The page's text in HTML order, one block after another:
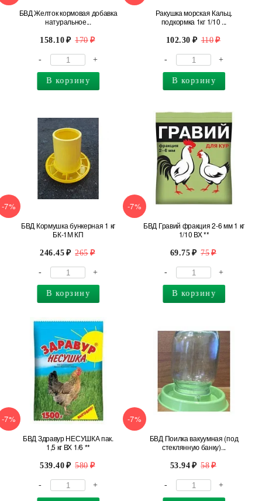
БВД Желток кормовая добавка
натуральное...
158.10 170
- +
В корзину
Ракушка морская Кальц.
подкормка 1кг 1/10 ...
102.30 110
- +
В корзину
-7%
БВД Кормушка бункерная 1 кг
БК-1М КП
246.45 265
- +
В корзину
-7%
БВД Гравий фракция 2-6 мм 1 кг
1/10 ВХ **
69.75 75
- +
В корзину
-7%
БВД Здравур НЕСУШКА пак.
1,5 кг ВХ 1/6 **
539.40 580
- +
-7%
БВД Поилка вакуумная (под
стеклянную банку)...
53.94 58
- +